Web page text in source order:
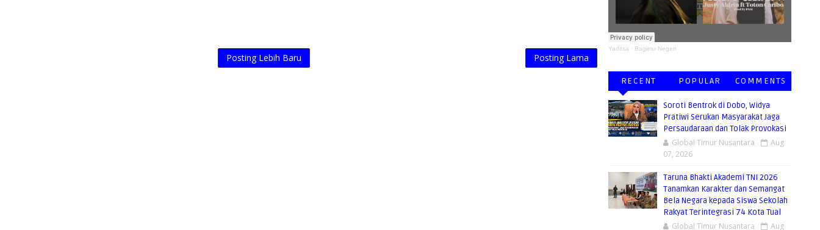
Posting Lebih Baru Posting Lama
Yaditsa · Bagimu Negeri
RECENT POPULAR COMMENTS
Soroti Bentrok di Dobo, Widya
Pratiwi Serukan Masyarakat Jaga
Persaudaraan dan Tolak Provokasi
Global Timur Nusantara
Aug
07, 2026
Taruna Bhakti Akademi TNI 2026
Tanamkan Karakter dan Semangat
Bela Negara kepada Siswa Sekolah
Rakyat Terintegrasi 74 Kota Tual
Global Timur Nusantara Aug